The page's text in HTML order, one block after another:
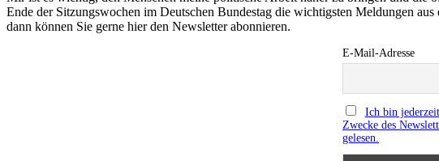
Ende der Sitzungswochen im Deutschen Bundestag die wichtigsten Meldungen
dann können Sie gerne hier den Newsletter abonnieren.
E-Mail-Adresse
Ich bin
Zwecke des
gelesen.